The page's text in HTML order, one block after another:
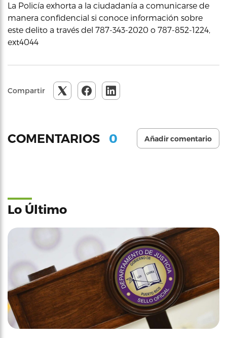
La Policía exhorta a la ciudadanía a comunicarse de
manera confidencial si conoce información sobre
este delito a través del 787-343-2020 o 787-852-1224,
ext4044
Compartir
COMENTARIOS 0 Añadir comentario
Lo Último